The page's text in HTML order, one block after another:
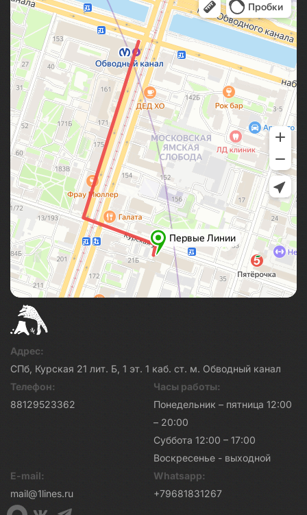
Адрес:
СПб, Курская 21 лит. Б, 1 эт. 1 каб. ст. м. Обводный канал
Телефон:
88129523362
Часы работы:
Понедельник – пятница 12:00
– 20:00
Суббота 12:00 – 17:00
Воскресенье - выходной
E-mail:
mail@1lines.ru
Whatsapp:
+79681831267